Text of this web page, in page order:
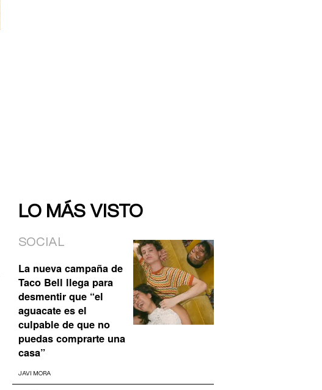
LO MÁS VISTO
SOCIAL
La nueva campaña de
Taco Bell llega para
desmentir que “el
aguacate es el
culpable de que no
puedas comprarte una
casa”
JAVI MORA